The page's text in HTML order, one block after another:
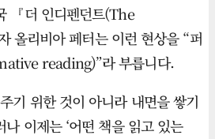
『더 인디펜던트(The
리비아 페터는 이런 현상을 “퍼
reading)”라 부릅니다.
기 위한 것이 아니라 내면을 쌓기
이제는 ‘어떤 책을 읽고 있는